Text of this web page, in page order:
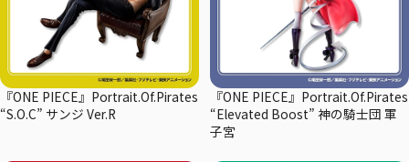
『ONE PIECE』Portrait.Of.Pirates
“S.O.C” サンジ Ver.R
『ONE PIECE』Portrait.Of.Pirates
“Elevated Boost” 神の騎士団 軍
子宮